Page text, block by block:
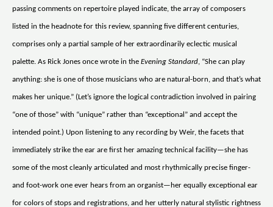
passing comments on repertoire played indicate, the array of composers
listed in the headnote for this review, spanning five different centuries,
comprises only a partial sample of her extraordinarily eclectic musical
palette. As Rick Jones once wrote in the Evening Standard, “She can play
anything: she is one of those musicians who are natural-born, and that’s what
makes her unique.” (Let’s ignore the logical contradiction involved in pairing
“one of those” with “unique” rather than “exceptional” and accept the
intended point.) Upon listening to any recording by Weir, the facets that
immediately strike the ear are first her amazing technical facility—she has
some of the most cleanly articulated and most rhythmically precise finger-
and foot-work one ever hears from an organist—her equally exceptional ear
for colors of stops and registrations, and her utterly natural stylistic rightness